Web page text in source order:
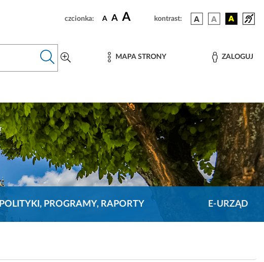
czcionka: A A A kontrast:
MAPA STRONY ZALOGUJ
POLITYKI, PROGRAMY, RAPORTY E-URZĄD